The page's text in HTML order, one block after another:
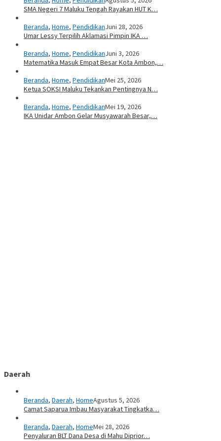
SMA Negeri 7 Maluku Tengah Rayakan HUT K…
Beranda, Home, PendidikanJuni 28, 2026
Umar Lessy Terpilih Aklamasi Pimpin IKA …
Beranda, Home, PendidikanJuni 3, 2026
Matematika Masuk Empat Besar Kota Ambon,…
Beranda, Home, PendidikanMei 25, 2026
Ketua SOKSI Maluku Tekankan Pentingnya N…
Beranda, Home, PendidikanMei 19, 2026
IKA Unidar Ambon Gelar Musyawarah Besar,…
Daerah
Beranda, Daerah, HomeAgustus 5, 2026
Camat Saparua Imbau Masyarakat Tingkatka…
Beranda, Daerah, HomeMei 28, 2026
Penyaluran BLT Dana Desa di Mahu Diprior…